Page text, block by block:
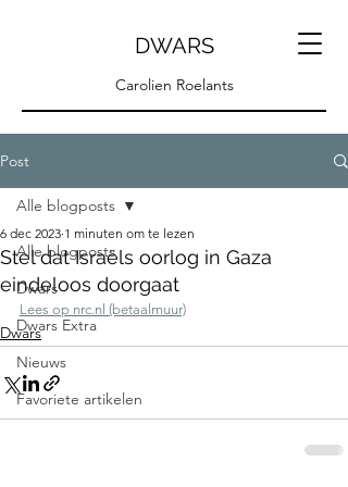
DWARS
Carolien Roelants
Post
Alle blogposts
Dwars
Dwars Extra
Nieuws
Favoriete artikelen
Alle blogposts
Stel dat Israëls oorlog in Gaza
eindeloos doorgaat
6 dec 2023 1 minuten om te lezen
Lees op nrc.nl (betaalmuur)
Dwars